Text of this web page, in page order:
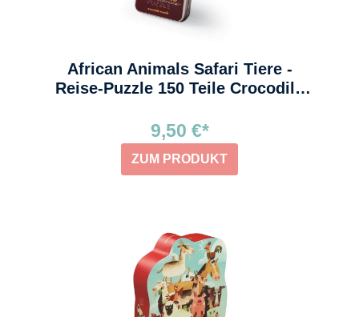
African Animals Safari Tiere -
Reise-Puzzle 150 Teile Crocodile
9,50 €*
ZUM PRODUKT